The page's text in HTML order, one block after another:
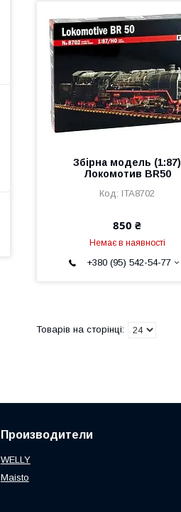
Збірна модель (1:87)
Локомотив BR50
ITA8702
850 ₴
Немає в наявності
+380 (95) 542-54-77
Производители
WELLY
Maisto